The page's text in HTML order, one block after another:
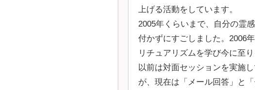
上げる活動をしています。
2005年くらいまで、自分の霊
付かずにすごしました。2006
リチュアリズムを学び今に至り
以前は対面セッションを実施
が、現在は「メール回答」と